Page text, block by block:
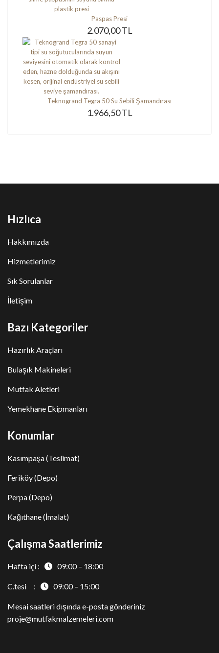
Paspas Presi
2.070,00 TL
Teknogrand Tegra 50 Su Sebili Şamandırası
1.966,50 TL
Hızlıca
Hakkımızda
Hizmetlerimiz
Sık Sorulanlar
İletişim
Bazı Kategoriler
Hazırlık Araçları
Bulaşık Makineleri
Mutfak Aletleri
Yemekhane Ekipmanları
Konumlar
Kasımpaşa (Teslimat)
Feriköy (Depo)
Perpa (Depo)
Kağıthane (İmalat)
Çalışma Saatlerimiz
Hafta içi : 09:00 – 18:00
C.tesi : 09:00 – 15:00
Mesai saatleri dışında e-posta gönderiniz
proje@mutfakmalzemeleri.com